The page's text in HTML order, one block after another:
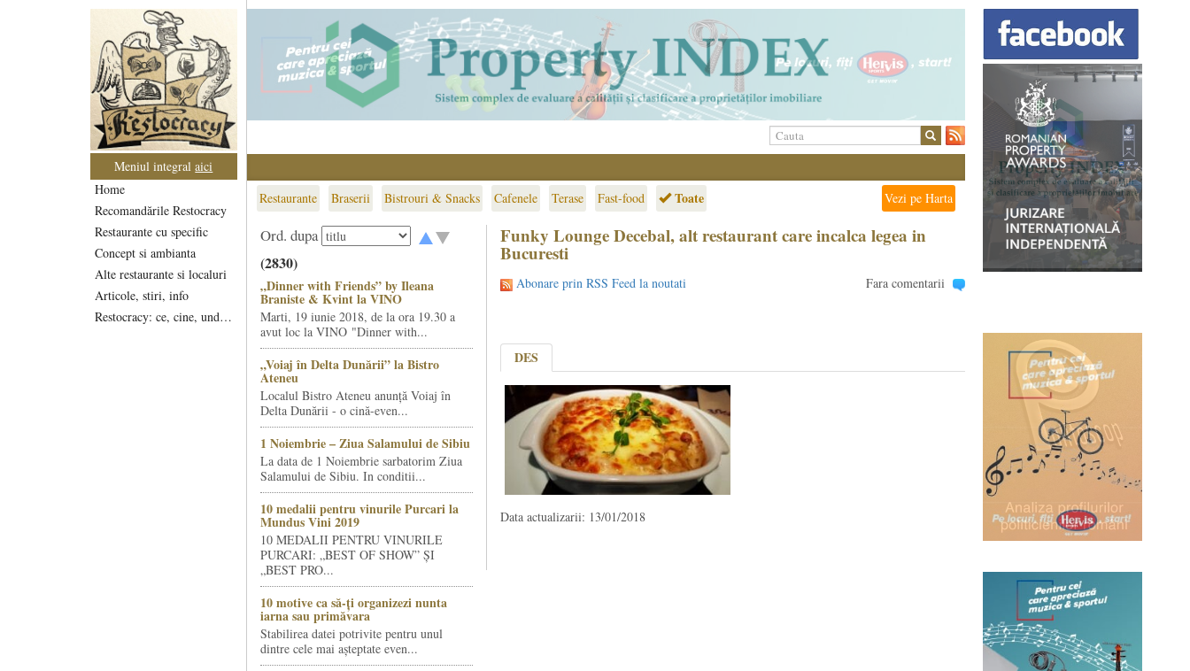
Meniul integralaici
Home
Recomandările Restocracy
Restaurante cu specific
Concept si ambianta
Alte restaurante si localuri
Articole, stiri, info
Restocracy: ce, cine, unde...
Restaurante Braserii Bistrouri & Snacks Cafenele Terase Fast-food Toate Vezi pe Harta
Ord. dupa
(2830)
„Dinner with Friends” by Ileana
Braniste & Kvint la VINO
Marti, 19 iunie 2018, de la ora 19.30 a
avut loc la VINO "Dinner with...
„Voiaj în Delta Dunării” la Bistro
Ateneu
Localul Bistro Ateneu anunță Voiaj în
Delta Dunării - o cină-even...
1 Noiembrie – Ziua Salamului de Sibiu
La data de 1 Noiembrie sarbatorim Ziua
Salamului de Sibiu. In conditii...
10 medalii pentru vinurile Purcari la
Mundus Vini 2019
10 MEDALII PENTRU VINURILE
PURCARI: „BEST OF SHOW” ȘI
„BEST PRO...
10 motive ca să-ți organizezi nunta
iarna sau primăvara
Stabilirea datei potrivite pentru unul
dintre cele mai așteptate even...
Funky Lounge Decebal, alt restaurant care incalca legea in
Bucuresti
Abonare prin RSS Feed la noutati Fara comentarii
DES
Data actualizarii: 13/01/2018